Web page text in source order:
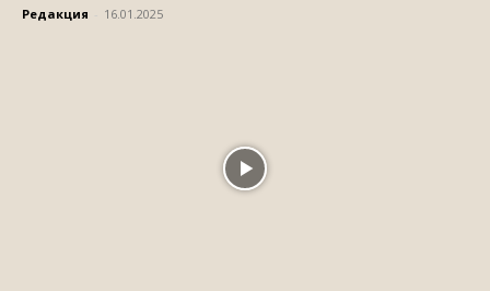
Редакция 16.01.2025